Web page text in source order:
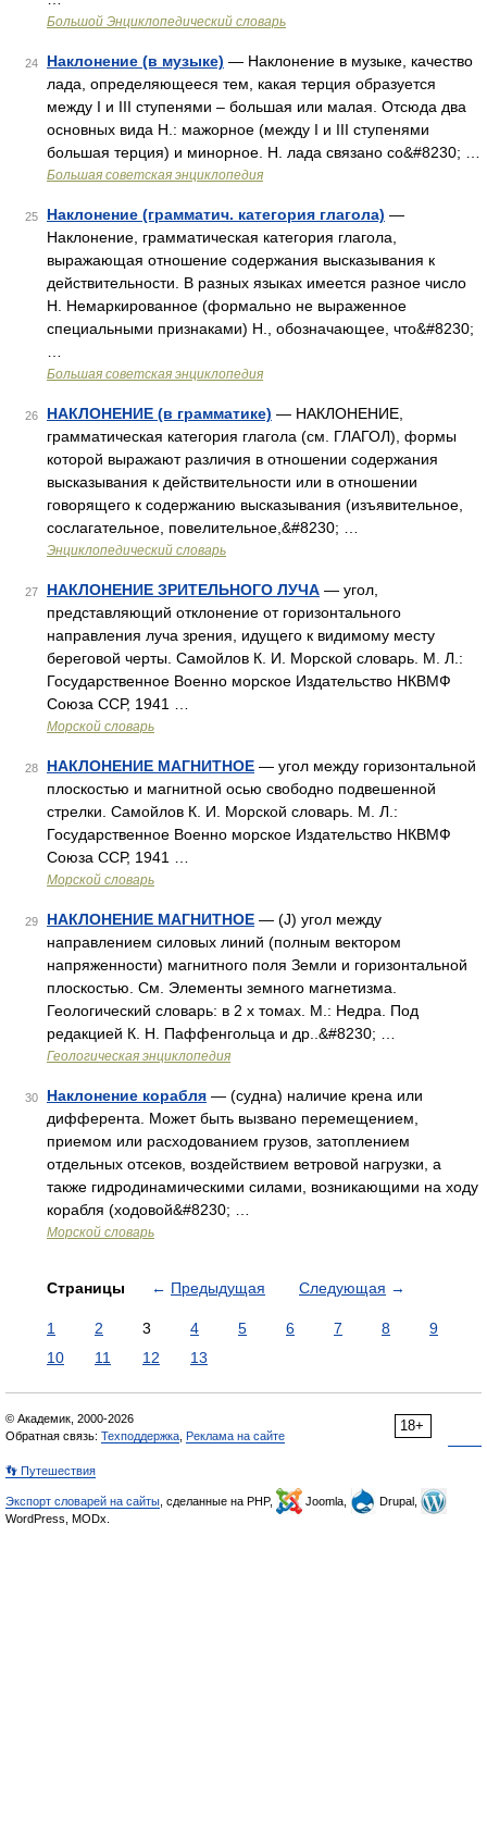
Большой Энциклопедический словарь
24 Наклонение (в музыке) — Наклонение в музыке, качество
лада, определяющееся тем, какая терция образуется
между I и III ступенями ‒ большая или малая. Отсюда два
основных вида Н.: мажорное (между I и III ступенями
большая терция) и минорное. Н. лада связано со&#8230; …
Большая советская энциклопедия
25 Наклонение (грамматич. категория глагола) —
Наклонение, грамматическая категория глагола,
выражающая отношение содержания высказывания к
действительности. В разных языках имеется разное число
Н. Немаркированное (формально не выраженное
специальными признаками) Н., обозначающее, что&#8230;
Большая советская энциклопедия
26 НАКЛОНЕНИЕ (в грамматике) — НАКЛОНЕНИЕ,
грамматическая категория глагола (см. ГЛАГОЛ), формы
которой выражают различия в отношении содержания
высказывания к действительности или в отношении
говорящего к содержанию высказывания (изъявительное,
сослагательное, повелительное,&#8230; …
Энциклопедический словарь
27 НАКЛОНЕНИЕ ЗРИТЕЛЬНОГО ЛУЧА — угол,
представляющий отклонение от горизонтального
направления луча зрения, идущего к видимому месту
береговой черты. Самойлов К. И. Морской словарь. М. Л.:
Государственное Военно морское Издательство НКВМФ
Союза ССР, 1941 …
Морской словарь
28 НАКЛОНЕНИЕ МАГНИТНОЕ — угол между горизонтальной
плоскостью и магнитной осью свободно подвешенной
стрелки. Самойлов К. И. Морской словарь. М. Л.:
Государственное Военно морское Издательство НКВМФ
Союза ССР, 1941 …
Морской словарь
29 НАКЛОНЕНИЕ МАГНИТНОЕ — (J) угол между
направлением силовых линий (полным вектором
напряженности) магнитного поля Земли и горизонтальной
плоскостью. См. Элементы земного магнетизма.
Геологический словарь: в 2 х томах. М.: Недра. Под
редакцией К. Н. Паффенгольца и др..&#8230; …
Геологическая энциклопедия
30 Наклонение корабля — (судна) наличие крена или
дифферента. Может быть вызвано перемещением,
приемом или расходованием грузов, затоплением
отдельных отсеков, воздействием ветровой нагрузки, а
также гидродинамическими силами, возникающими на ходу
корабля (ходовой&#8230; …
Морской словарь
Страницы ← Предыдущая Следующая →
1 2 3 4 5 6 7 8
9
10
11 12 13
18+
© Академик, 2000-2026
Обратная связь: Техподдержка Реклама на сайте
👣 Путешествия
Экспорт словарей на сайты , сделанные на PHP, Joomla,
Drupal,
WordPress, MODx.